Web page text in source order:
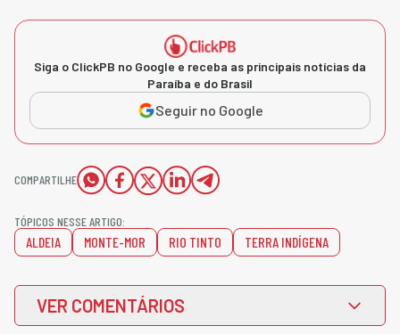
Siga o ClickPB no Google e receba as principais notícias da
Paraíba e do Brasil
Seguir no Google
COMPARTILHE
TÓPICOS NESSE ARTIGO:
ALDEIA MONTE-MOR RIO TINTO TERRA INDÍGENA
VER COMENTÁRIOS